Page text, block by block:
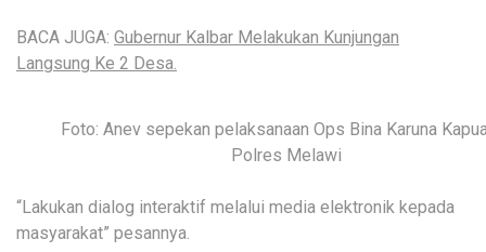
BACA JUGA: Gubernur Kalbar Melakukan Kunjungan
Langsung Ke 2 Desa.
Foto: Anev sepekan pelaksanaan Ops Bina Karuna
Polres Melawi
“Lakukan dialog interaktif melalui media elektronik kepada
masyarakat” pesannya.